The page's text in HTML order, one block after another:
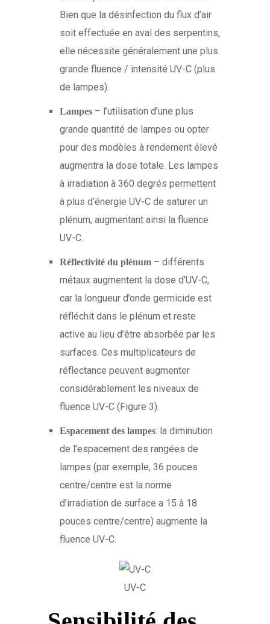
Bien que la désinfection du flux d’air
soit effectuée en aval des serpentins,
elle nécessite généralement une plus
grande fluence / intensité UV-C (plus
de lampes).
Lampes – l’utilisation d’une plus
grande quantité de lampes ou opter
pour des modèles à rendement élevé
augmentra la dose totale. Les lampes
à irradiation à 360 degrés permettent
à plus d’énergie UV-C de saturer un
plénum, ​​augmentant ainsi la fluence
UV-C.
Réflectivité du plénum – différents
métaux augmentent la dose d’UV-C,
car la longueur d’onde germicide est
réfléchit dans le plénum et reste
active au lieu d’être absorbée par les
surfaces. Ces multiplicateurs de
réflectance peuvent augmenter
considérablement les niveaux de
fluence UV-C (Figure 3).
Espacement des lampes: la diminution
de l’espacement des rangées de
lampes (par exemple, 36 pouces
centre/centre est la norme
d’irradiation de surface a 15 à 18
pouces centre/centre) augmente la
fluence UV-C.
UV-C